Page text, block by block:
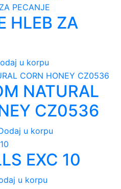
ima
više
biti
izabrane
na
stranici
HLEB ZA
u korpu
NATURAL
CZ0536
u korpu
EXC 10
u korpu